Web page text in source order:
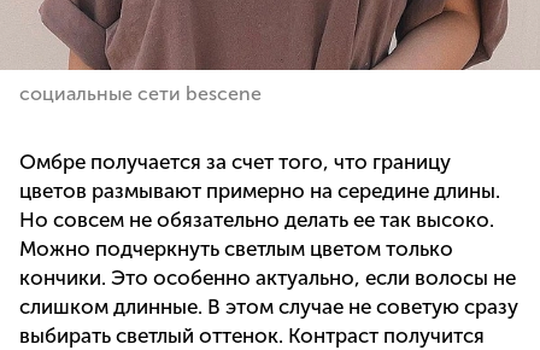
социальные сети bescene
Омбре получается за счет того, что границу
цветов размывают примерно на середине длины.
Но совсем не обязательно делать ее так высоко.
Можно подчеркнуть светлым цветом только
кончики. Это особенно актуально, если волосы не
слишком длинные. В этом случае не советую сразу
выбирать светлый оттенок. Контраст получится